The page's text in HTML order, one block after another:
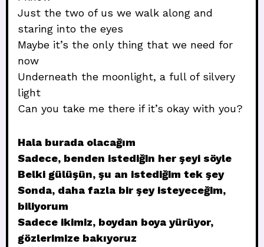
Just the two of us we walk along and
staring into the eyes
Maybe it’s the only thing that we need for
now
Underneath the moonlight, a full of silvery
light
Can you take me there if it’s okay with you?
Hala burada olacağım
Sadece, benden istediğin her şeyi söyle
Belki gülüşün, şu an istediğim tek şey
Sonda, daha fazla bir şey isteyeceğim,
biliyorum
Sadece ikimiz, boydan boya yürüyor,
gözlerimize bakıyoruz